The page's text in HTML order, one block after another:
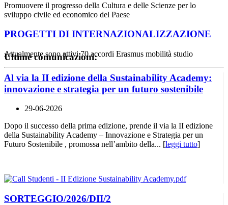
Promuovere il progresso della Cultura e delle Scienze per lo
sviluppo civile ed economico del Paese
PROGETTI DI INTERNAZIONALIZZAZIONE
Attualmente sono attivi 70 accordi Erasmus mobilità studio
Ultime comunicazioni:
Al via la II edizione della Sustainability Academy:
innovazione e strategia per un futuro sostenibile
29-06-2026
Dopo il successo della prima edizione, prende il via la II edizione
della Sustainability Academy – Innovazione e Strategia per un
Futuro Sostenibile , promossa nell’ambito della... [leggi tutto]
SORTEGGIO/2026/DII/2